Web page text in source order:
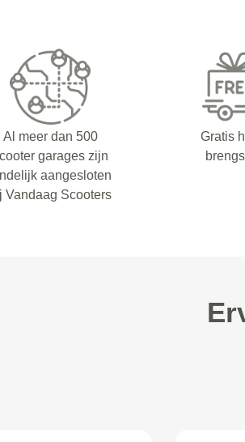
Al meer dan 500
garages zijn
aangesloten
Vandaag Scooters
Gratis